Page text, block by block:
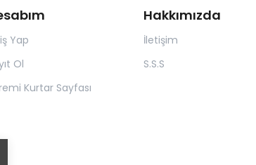
Yap
Ol
Kurtar Sayfası
Hakkımızda
İletişim
S.S.S